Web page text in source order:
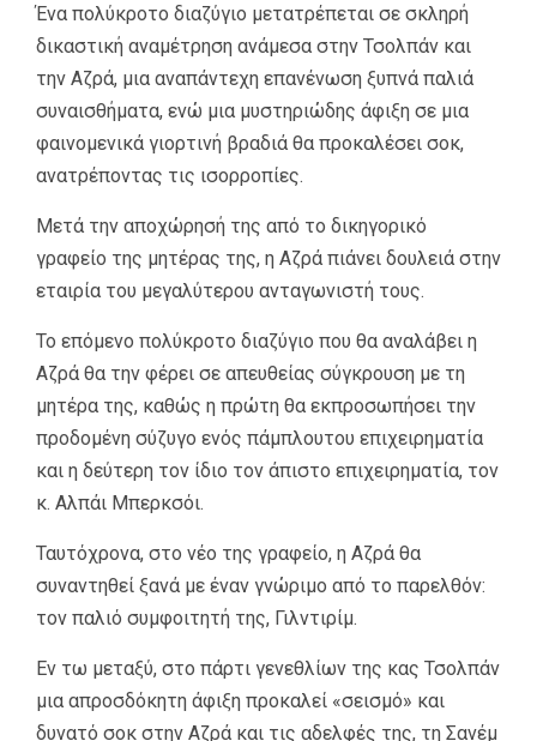
Ένα πολύκροτο διαζύγιο μετατρέπεται σε σκληρή
δικαστική αναμέτρηση ανάμεσα στην Τσολπάν και
την Αζρά, μια αναπάντεχη επανένωση ξυπνά παλιά
συναισθήματα, ενώ μια μυστηριώδης άφιξη σε μια
φαινομενικά γιορτινή βραδιά θα προκαλέσει σοκ,
ανατρέποντας τις ισορροπίες.
Μετά την αποχώρησή της από το δικηγορικό
γραφείο της μητέρας της, η Αζρά πιάνει δουλειά στην
εταιρία του μεγαλύτερου ανταγωνιστή τους.
Το επόμενο πολύκροτο διαζύγιο που θα αναλάβει η
Αζρά θα την φέρει σε απευθείας σύγκρουση με τη
μητέρα της, καθώς η πρώτη θα εκπροσωπήσει την
προδομένη σύζυγο ενός πάμπλουτου επιχειρηματία
και η δεύτερη τον ίδιο τον άπιστο επιχειρηματία, τον
κ. Αλπάι Μπερκσόι.
Ταυτόχρονα, στο νέο της γραφείο, η Αζρά θα
συναντηθεί ξανά με έναν γνώριμο από το παρελθόν:
τον παλιό συμφοιτητή της, Γιλντιρίμ.
Εν τω μεταξύ, στο πάρτι γενεθλίων της κας Τσολπάν
μια απροσδόκητη άφιξη προκαλεί «σεισμό» και
δυνατό σοκ στην Αζρά και τις αδελφές της, τη Σανέμ